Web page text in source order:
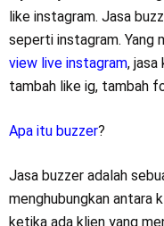
like instagram. Jasa
seperti instagram. Yang
view live instagram, jasa
tambah like ig, tambah
Apa itu buzzer?
Jasa buzzer adalah
menghubungkan antara
ketika ada klien yang